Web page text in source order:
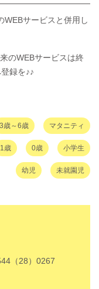
WEBサービスと併用し
のWEBサービスは終
録を♪♪
3歳～6歳 マタニティ
1歳 0歳 小学生
幼児 未就園児
（28）0267